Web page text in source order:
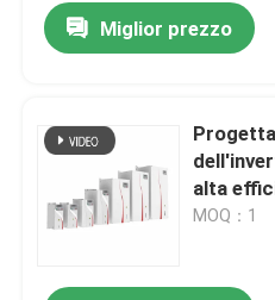
Visita alla fabbrica
Controllo della qualità
Contattaci
Notizie
Miglior prezzo
alta
MOQ：1